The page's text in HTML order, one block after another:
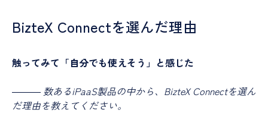
BizteX Connectを選んだ理由
触ってみて「自分でも使えそう」と感じた
――― 数あるiPaaS製品の中から、BizteX Connectを選ん
だ理由を教えてください。